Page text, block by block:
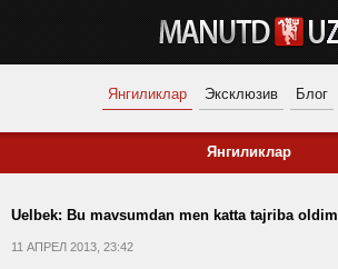
Янгиликлар Эксклюзив Блог
Янгиликлар
Uelbek: Bu mavsumdan men katta tajriba oldim
11 АПРЕЛ 2013, 23:42